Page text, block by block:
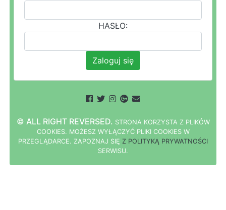
HASŁO:
Zaloguj się
© ALL RIGHT REVERSED. STRONA KORZYSTA Z PLIKÓW
COOKIES. MOŻESZ WYŁ ĄCZYĆ PL IKI COOKIES W
PRZEGLĄDARCE. ZAPOZNAJ SIĘ Z POLITYKĄ PRYWATNOŚCI
SERWISU.